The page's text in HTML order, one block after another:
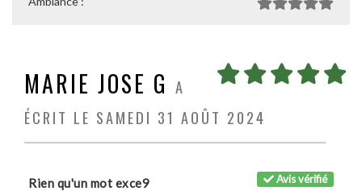
MARIE JOSE G A
ÉCRIT LE SAMEDI 31 AOÛT 2024
Avis vérifié
Rien qu'un mot exce9